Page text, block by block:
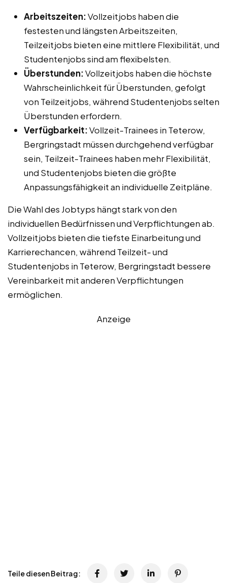
Arbeitszeiten:Vollzeitjobs haben die
festesten und längsten Arbeitszeiten,
Teilzeitjobs bieten eine mittlere Flexibilität, und
Studentenjobs sind am flexibelsten.
Überstunden:Vollzeitjobs haben die höchste
Wahrscheinlichkeit für Überstunden, gefolgt
von Teilzeitjobs, während Studentenjobs selten
Überstunden erfordern.
Verfügbarkeit:Vollzeit-Trainees in Teterow,
Bergringstadt müssen durchgehend verfügbar
sein, Teilzeit-Trainees haben mehr Flexibilität,
und Studentenjobs bieten die größte
Anpassungsfähigkeit an individuelle Zeitpläne.
Die Wahl des Jobtyps hängt stark von den
individuellen Bedürfnissen und Verpflichtungen ab.
Vollzeitjobs bieten die tiefste Einarbeitung und
Karrierechancen, während Teilzeit- und
Studentenjobs in Teterow, Bergringstadt bessere
Vereinbarkeit mit anderen Verpflichtungen
ermöglichen.
Anzeige
Teile diesen Beitrag: